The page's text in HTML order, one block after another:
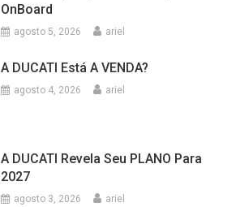
OnBoard
agosto 5, 2026 ariel
A DUCATI Está A VENDA?
agosto 4, 2026 ariel
A DUCATI Revela Seu PLANO Para
2027
agosto 3, 2026 ariel